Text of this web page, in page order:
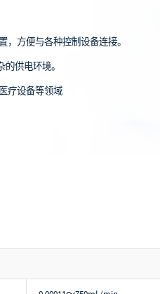
，方便与各种控制设备连接。
供电环境。
疗设备等领域